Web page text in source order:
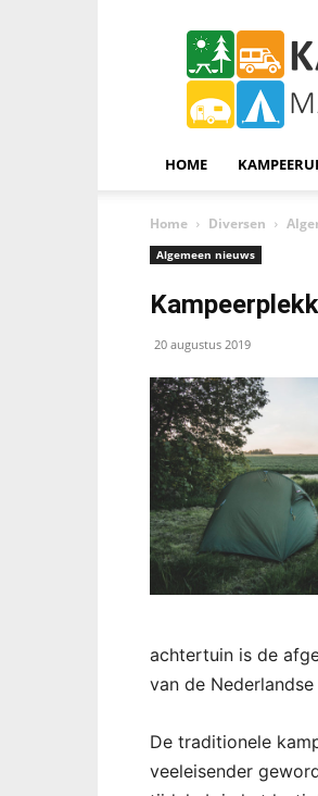
HOME
Home Diversen
Algemeen nieuws
20 augustus 2019
achtertuin is de
van de
De traditionele
veeleisender